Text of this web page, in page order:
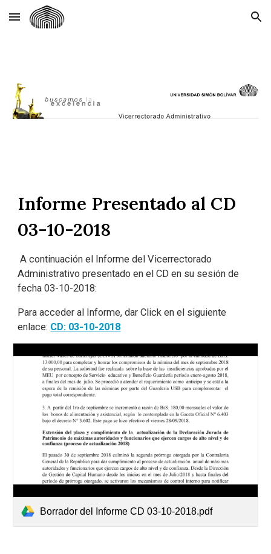
Skip to main content Skip to navigation
Informe Presentado al CD
03-10-2018
A continuación el Informe del Vicerrectorado
Administrativo presentado en el CD en su sesión de
fecha 03-10-2018:
Para acceder al Informe, dar Click en el siguiente
enlace: CD: 03-10-2018
Borrador del Informe CD 03-10-2018.pdf